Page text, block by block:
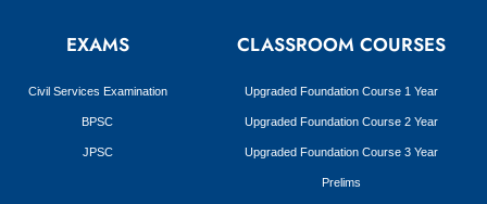
EXAMS
Civil Services Examination
BPSC
JPSC
CLASSROOM COURSES
Upgraded Foundation Course 1 Year
Upgraded Foundation Course 2 Year
Upgraded Foundation Course 3 Year
Prelims